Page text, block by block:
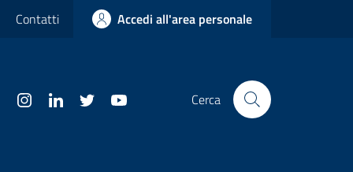
Contatti Accedi all'area personale
Cerca